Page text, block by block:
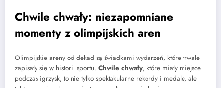
Chwile chwały: niezapomniane
momenty z olimpijskich aren
Olimpijskie areny od dekad są świadkami wydarzeń, które trwale
zapisały się w historii sportu. Chwile chwały, które miały miejsce
podczas igrzysk, to nie tylko spektakularne rekordy i medale, ale